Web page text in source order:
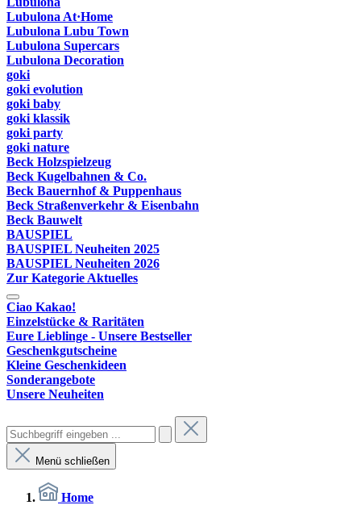
Lubulona At·Home
Lubulona Lubu Town
Lubulona Supercars
Lubulona Decoration
goki
goki evolution
goki baby
goki klassik
goki party
goki nature
Beck Holzspielzeug
Beck Kugelbahnen & Co.
Beck Bauernhof & Puppenhaus
Beck Straßenverkehr & Eisenbahn
Beck Bauwelt
BAUSPIEL
BAUSPIEL Neuheiten 2025
BAUSPIEL Neuheiten 2026
Zur Kategorie Aktuelles
Ciao Kakao!
Einzelstücke & Raritäten
Eure Lieblinge - Unsere Bestseller
Geschenkgutscheine
Kleine Geschenkideen
Sonderangebote
Unsere Neuheiten
Menü schließen
Home